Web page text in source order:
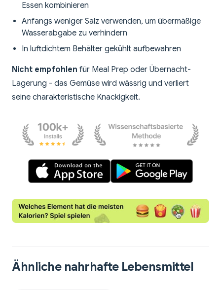
Essen kombinieren
Anfangs weniger Salz verwenden, um übermäßige
Wasserabgabe zu verhindern
In luftdichtem Behälter gekühlt aufbewahren
Nicht empfohlen für Meal Prep oder Übernacht-
Lagerung - das Gemüse wird wässrig und verliert
seine charakteristische Knackigkeit.
Ähnliche nahrhafte Lebensmittel